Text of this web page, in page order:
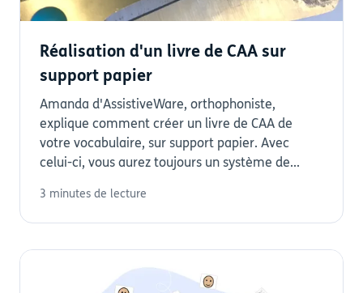
Réalisation d'un livre de CAA sur
support papier
Amanda d'AssistiveWare, orthophoniste,
explique comment créer un livre de CAA de
votre vocabulaire, sur support papier. Avec
celui-ci, vous aurez toujours un système de...
3 minutes de lecture